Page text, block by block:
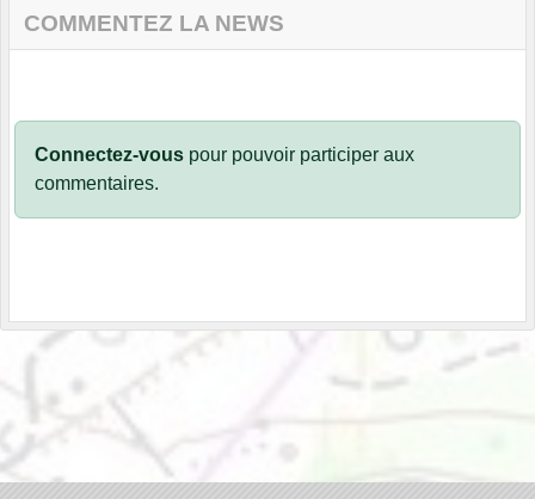
COMMENTEZ LA NEWS
Connectez-vous pour pouvoir participer aux
commentaires.